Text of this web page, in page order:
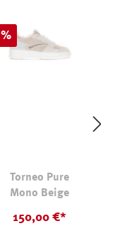
Rabatt
%
Torneo Pure
Mono Beige
150,00 €*